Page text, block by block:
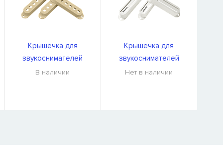
Крышечка для
звукоснимателей
DiMarzio DM2001Cr U
В наличии
Крышечка для
звукоснимателей
DiMarzio DM2002W U
Нет в наличии